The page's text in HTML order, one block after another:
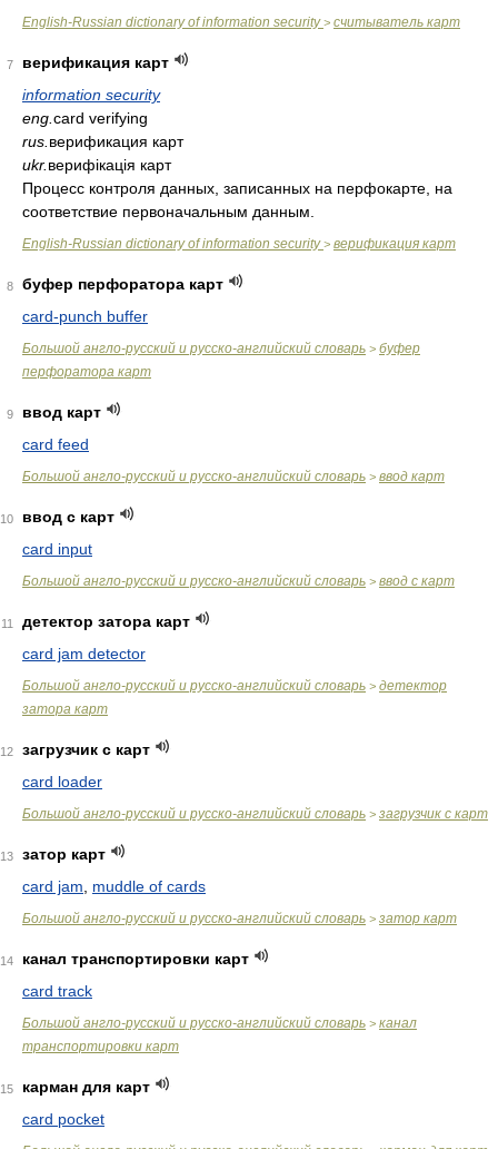
English-Russian dictionary of information security> считыватель карт
7
верификация карт
information security
eng. card verifying
rus. верификация карт
ukr. верифікація карт
Процесс контроля данных, записанных на перфокарте, на
соответствие первоначальным данным.
English-Russian dictionary of information security> верификация карт
8
буфер перфоратора карт
card-punch buffer
Большой англо-русский и русско-английский словарь > буфер
перфоратора карт
9
ввод карт
card feed
Большой англо-русский и русско-английский словарь > ввод карт
10
ввод с карт
card input
Большой англо-русский и русско-английский словарь > ввод с карт
11
детектор затора карт
card jam detector
Большой англо-русский и русско-английский словарь > детектор
затора карт
12
загрузчик с карт
card loader
Большой англо-русский и русско-английский словарь > загрузчик с карт
13
затор карт
card jam
muddle of cards
Большой англо-русский и русско-английский словарь > затор карт
14
канал транспортировки карт
card track
Большой англо-русский и русско-английский словарь > канал
транспортировки карт
15
карман для карт
card pocket